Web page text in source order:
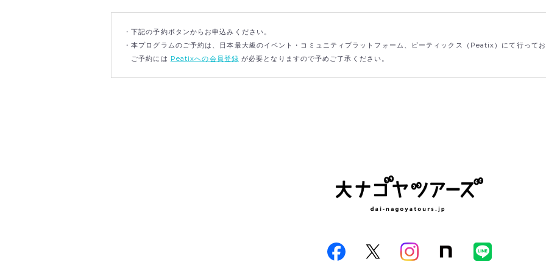
・下記の予約ボタンからお申込みください。
・本プログラムのご予約は、日本最大級のイベント・コミュニティプラットフォーム、ピーティックス（Peatix）にて行ってお
ご予約には Peatixへの会員登録 が必要となりますので予めご了承ください。